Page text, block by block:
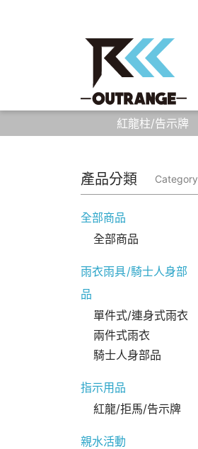
紅龍柱/告示牌
產品分類 Category
全部商品
全部商品
雨衣雨具/騎士人身部
品
單件式/連身式雨衣
兩件式雨衣
騎士人身部品
指示用品
紅龍/拒馬/告示牌
親水活動